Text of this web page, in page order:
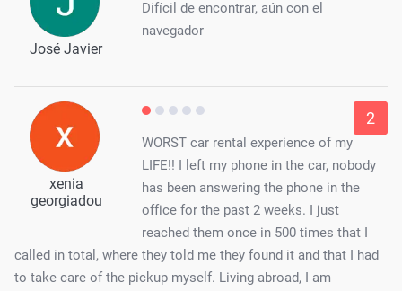
José Javier
Difícil de encontrar, aún con el
navegador
xenia
georgiadou
2
WORST car rental experience of my
LIFE!! I left my phone in the car, nobody
has been answering the phone in the
office for the past 2 weeks. I just
reached them once in 500 times that I
called in total, where they told me they found it and that I had
to take care of the pickup myself. Living abroad, I am